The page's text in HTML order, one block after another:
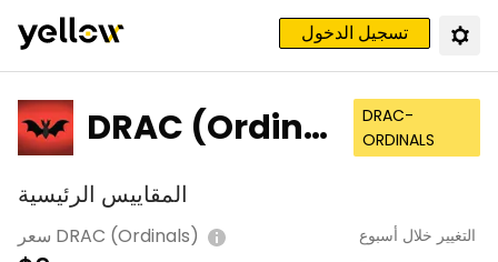
تسجيل الدخول
DRAC (Ordinal
s)
DRAC-
ORDINALS
المقاييس الرئيسية
سعر DRAC (Ordinals)
التغيير خلال أسبوع